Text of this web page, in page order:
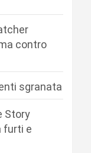
contro
sgranata
Story
furti e